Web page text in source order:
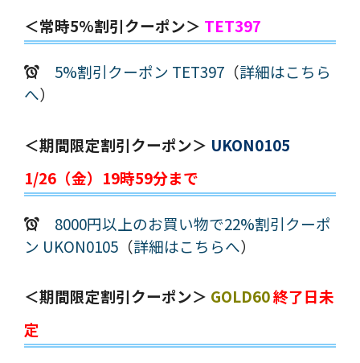
＜常時5%割引クーポン＞ TET397
5%割引クーポン TET397 （詳細はこちら
へ）
＜期間限定割引クーポン＞ UKON0105
1/26（金）19時59分まで
8000円以上のお買い物で22%割引クーポ
ン UKON0105 （詳細はこちらへ）
＜期間限定割引クーポン＞ GOLD60終了日未
定